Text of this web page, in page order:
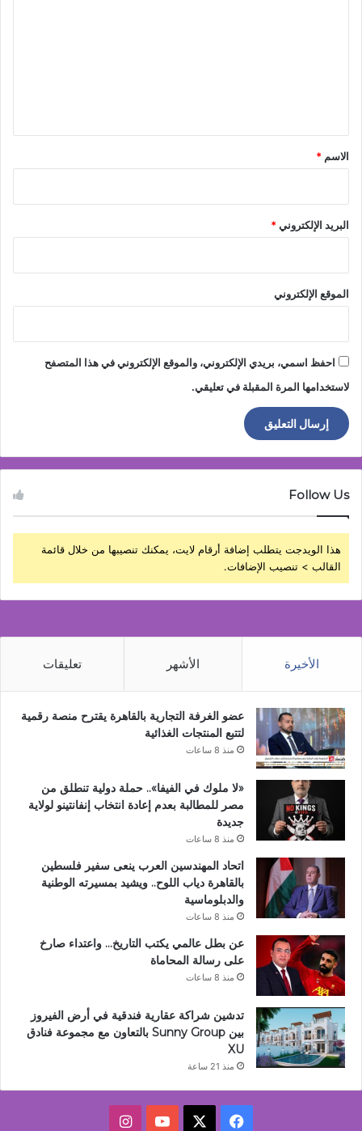
*
الاسم *
البريد الإلكتروني*
الموقع الإلكتروني
احفظ اسمي، بريدي الإلكتروني، والموقع الإلكتروني في هذا المتصفح
لاستخدامها المرة المقبلة في تعليقي.
Follow Us
هذا الويدجت يتطلب إضافة أرقام لايت، يمكنك تنصيبها من خلال قائمة
القالب > تنصيب الإضافات.
الأخيرة الأشهر تعليقات
عضو الغرفة التجارية بالقاهرة يقترح منصة رقمية
لتتبع المنتجات الغذائية
منذ 8 ساعات
«لا ملوك في الفيفا».. حملة دولية تنطلق من
مصر للمطالبة بعدم إعادة انتخاب إنفانتينو لولاية
جديدة
منذ 8 ساعات
اتحاد المهندسين العرب ينعى سفير فلسطين
بالقاهرة دياب اللوح.. ويشيد بمسيرته الوطنية
والدبلوماسية
منذ 8 ساعات
عن بطل عالمي يكتب التاريخ… واعتداء صارخ
على رسالة المحاماة
منذ 8 ساعات
تدشين شراكة عقارية فندقية في أرض الفيروز
بين Sunny Group بالتعاون مع مجموعة فنادق
XU
منذ 21 ساعة
فيسبوك ‫YouTubeانستقرام